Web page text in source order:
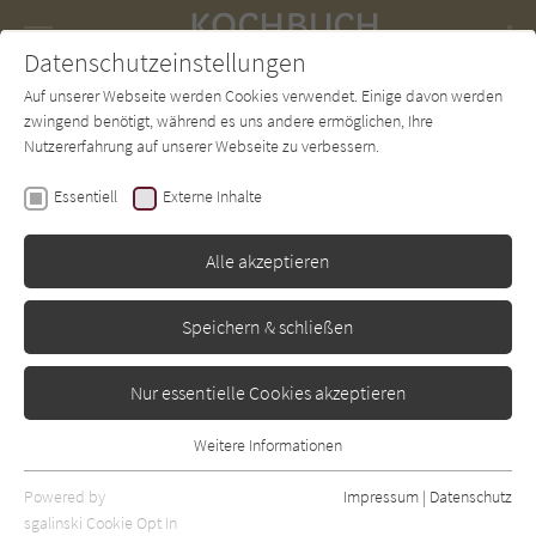
SUCHE Forum Charts Newsletter
Ulrike Beilharz
Partyminis aus dem Glas -
Süßes und Pikantes
Bassermann
Datenschutzeinstellungen
Auf unserer Webseite werden Cookies verwendet. Einige davon werden
zwingend benötigt, während es uns andere ermöglichen, Ihre
Nutzererfahrung auf unserer Webseite zu verbessern.
Essentiell Externe Inhalte
Alle akzeptieren
Speichern & schließen
Nur essentielle Cookies akzeptieren
Essentielle Cookies werden für grundlegende Funktionen der
Webseite benötigt. Dadurch ist gewährleistet, dass die Webseite
Weitere Informationen
Powered by
sgalinski Cookie Opt In
Impressum | Datenschutz